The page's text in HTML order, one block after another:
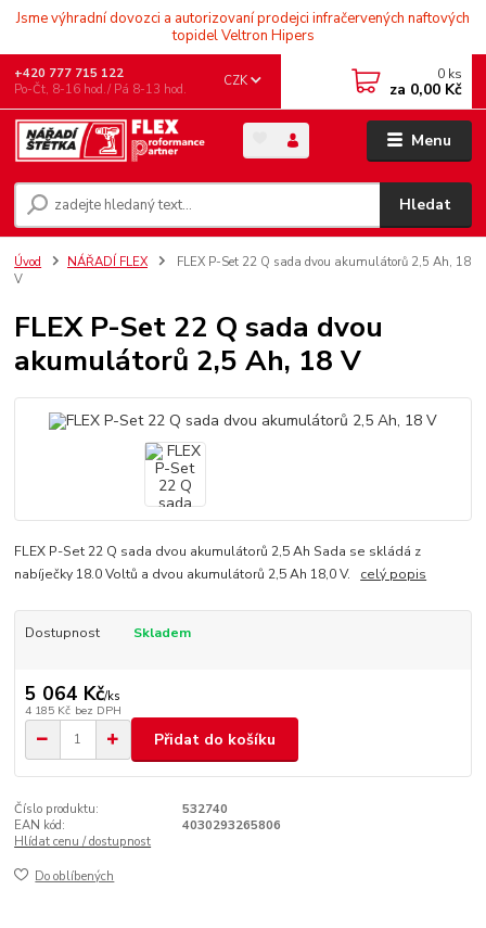
Jsme výhradní dovozci a autorizovaní prodejci infračervených naftových
topidel Veltron Hipers
Menu
CZK
Hledat
+420 777 715 122
Po-Čt, 8-16 hod./ Pá 8-13 hod.
0 ks
za 0,00 Kč
Úvod NÁŘADÍ FLEX
FLEX P-Set 22 Q sada dvou akumulátorů 2,5 Ah, 18
V
FLEX P-Set 22 Q sada dvou
akumulátorů 2,5 Ah, 18 V
FLEX P-Set 22 Q sada dvou akumulátorů 2,5 Ah Sada se skládá z
nabíječky 18.0 Voltů a dvou akumulátorů 2,5 Ah 18,0 V. celý popis
Dostupnost Skladem
5 064 Kč/ks
4 185 Kč bez DPH
Přidat do košíku
Číslo produktu:
532740
EAN kód:
4030293265806
Hlídat cenu / dostupnost
Do oblíbených